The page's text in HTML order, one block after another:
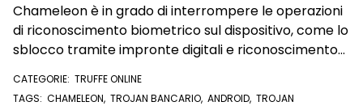
Chameleon è in grado di interrompere le operazioni
di riconoscimento biometrico sul dispositivo, come lo
sblocco tramite impronte digitali e riconoscimento
forzare l’autenticazione tramite PIN o password.
CATEGORIE: TRUFFE ONLINE
TAGS: CHAMELEON, TROJAN BANCARIO, ANDROID, TROJAN